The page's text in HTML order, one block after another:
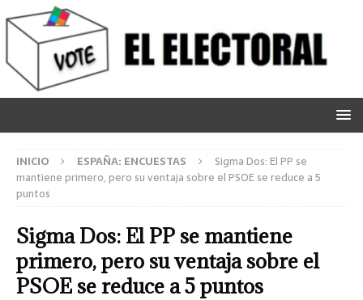
INICIO ESPAÑA: ENCUESTAS
Sigma Dos: El PP se
mantiene primero, pero su ventaja sobre el PSOE se reduce a 5
puntos
Sigma Dos: El PP se mantiene
primero, pero su ventaja sobre el
PSOE se reduce a 5 puntos